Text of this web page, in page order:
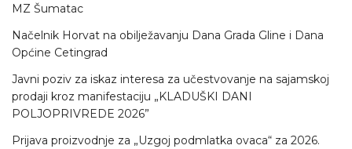
MZ Šumatac
Načelnik Horvat na obilježavanju Dana Grada Gline i Dana
Općine Cetingrad
Javni poziv za iskaz interesa za učestvovanje na sajamskoj
prodaji kroz manifestaciju „KLADUŠKI DANI
POLJOPRIVREDE 2026”
Prijava proizvodnje za „Uzgoj podmlatka ovaca“ za 2026.